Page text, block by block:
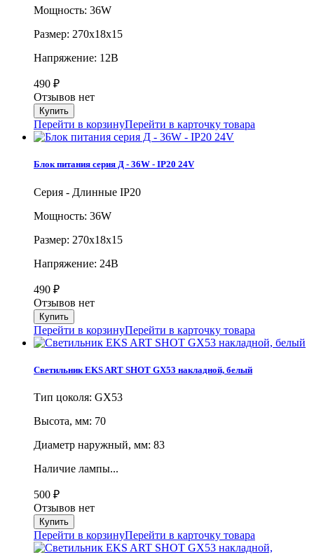
Мощность: 36W
Размер: 270х18х15
Напряжение: 12В
490 ₽
Отзывов нет
Перейти в корзинуПерейти в карточку товара
Блок питания серия Д - 36W - IP20 24V
Серия - Длинные IP20
Мощность: 36W
Размер: 270х18х15
Напряжение: 24В
490 ₽
Отзывов нет
Перейти в корзинуПерейти в карточку товара
Светильник EKS ART SHOT GX53 накладной, белый
Тип цоколя: GX53
Высота, мм: 70
Диаметр наружный, мм: 83
Наличие лампы...
500 ₽
Отзывов нет
Перейти в корзинуПерейти в карточку товара